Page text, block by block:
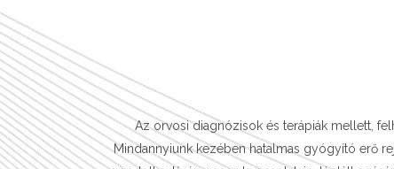
Az orvosi diagnózisok és terápiák mellett,
Mindannyiunk kezében hatalmas gyógyító erő